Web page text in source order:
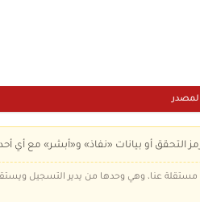
التحقق أو بيانات «نفاذ» و«أبشر» مع أي
مستقلة عنا، وهي وحدها من يدير التسجيل